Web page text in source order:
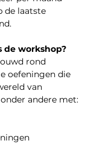
de laatste
de workshop?
rond
oefeningen die
van
andere met: